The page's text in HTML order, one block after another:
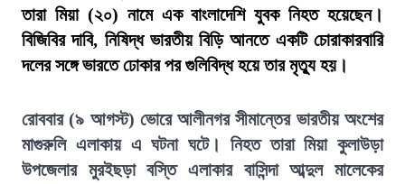
তারা মিয়া (২০) নামে এক বাংলাদেশি যুবক নিহত হয়েছেন।
বিজিবির দাবি, নিষিদ্ধ ভারতীয় বিড়ি আনতে একটি চোরাকারবারি
দলের সঙ্গে ভারতে ঢোকার পর গুলিবিদ্ধ হয়ে তার মৃত্যু হয়।
রোববার (৯ আগস্ট) ভোরে আলীনগর সীমান্তের ভারতীয় অংশের
মাগুরুলি এলাকায় এ ঘটনা ঘটে। নিহত তারা মিয়া কুলাউড়া
উপজেলার মুরইছড়া বস্তি এলাকার বাসিন্দা আব্দুল মালেকের